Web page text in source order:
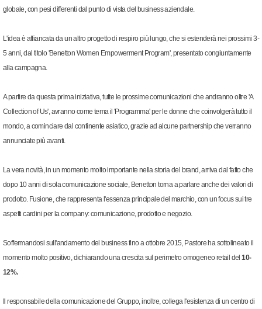
globale, con pesi differenti dal punto di vista del business aziendale.
L'idea è affiancata da un altro progetto di respiro più lungo, che si estenderà nei prossimi 3-
5 anni, dal titolo 'Benetton Women Empowerment Program', presentato congiuntamente
alla campagna.
A partire da questa prima iniziativa, tutte le prossime comunicazioni che andranno oltre 'A
Collection of Us', avranno come tema il 'Programma' per le donne che coinvolgerà tutto il
mondo, a cominciare dal continente asiatico, grazie ad alcune partnership che verranno
annunciate più avanti.
La vera novità, in un momento molto importante nella storia del brand, arriva dal fatto che
dopo 10 anni di sola comunicazione sociale, Benetton torna a parlare anche dei valori di
prodotto. Fusione,che rappresenta l'essenza principale del marchio, con un focus sui tre
aspetti cardini per la company: comunicazione, prodotto e negozio.
Soffermandosi sull'andamento del business fino a ottobre 2015, Pastore ha sottolineato il
momento molto positivo, dichiarando una crescita sul perimetro omogeneo retail del10-
12%.
Il responsabile della comunicazione del Gruppo, inoltre, collega l'esistenza di un centro di